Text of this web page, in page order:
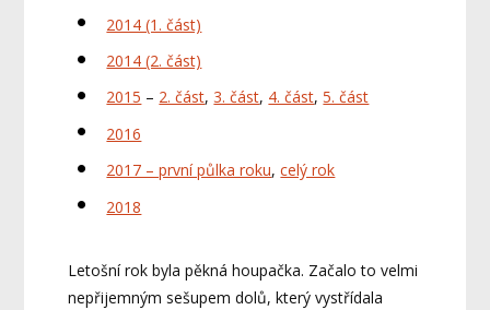
2014 (1. část)
2014 (2. část)
2015 – 2. část,3. část, 4. část,5. část
2016
2017 – první půlka roku,celý rok
2018
Letošní rok byla pěkná houpačka. Začalo to velmi
nepřijemným sešupem dolů, který vystřídala